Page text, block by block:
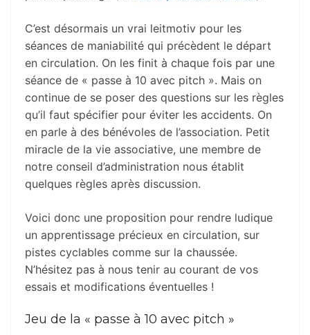
C’est désormais un vrai leitmotiv pour les
séances de maniabilité qui précèdent le départ
en circulation. On les finit à chaque fois par une
séance de « passe à 10 avec pitch ». Mais on
continue de se poser des questions sur les règles
qu’il faut spécifier pour éviter les accidents. On
en parle à des bénévoles de l’association. Petit
miracle de la vie associative, une membre de
notre conseil d’administration nous établit
quelques règles après discussion.
Voici donc une proposition pour rendre ludique
un apprentissage précieux en circulation, sur
pistes cyclables comme sur la chaussée.
N’hésitez pas à nous tenir au courant de vos
essais et modifications éventuelles !
Jeu de la « passe à 10 avec pitch »